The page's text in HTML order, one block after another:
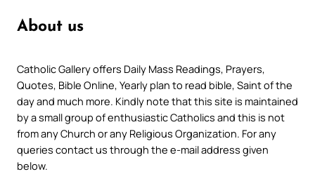
About us
Catholic Gallery offers Daily Mass Readings, Prayers,
Quotes, Bible Online, Yearly plan to read bible, Saint of the
day and much more. Kindly note that this site is maintained
by a small group of enthusiastic Catholics and this is not
from any Church or any Religious Organization. For any
queries contact us through the e-mail address given
below.